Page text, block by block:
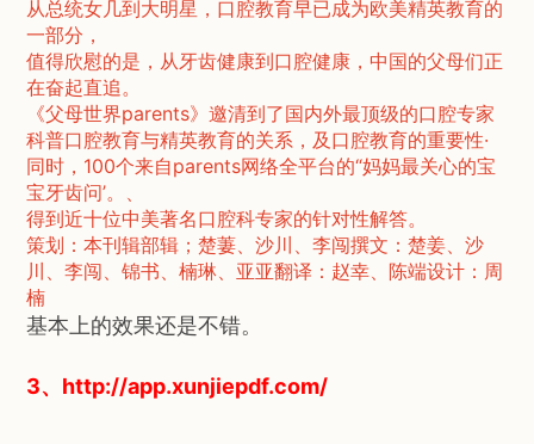
从总统女几到大明星，口腔教育早已成为欧美精英教育的
一部分，
值得欣慰的是，从牙齿健康到口腔健康，中国的父母们正
在奋起直追。
《父母世界parents》邀清到了国内外最顶级的口腔专家
科普口腔教育与精英教育的关系，及口腔教育的重要性·
同时，100个来自parents网络全平台的“妈妈最关心的宝
宝牙齿问’。、
得到近十位中美著名口腔科专家的针对性解答。
策划：本刊辑部辑；楚萋、沙川、李闯撰文：楚姜、沙
川、李闯、锦书、楠琳、亚亚翻译：赵幸、陈端设计：周
楠
基本上的效果还是不错。
3、http://app.xunjiepdf.com/